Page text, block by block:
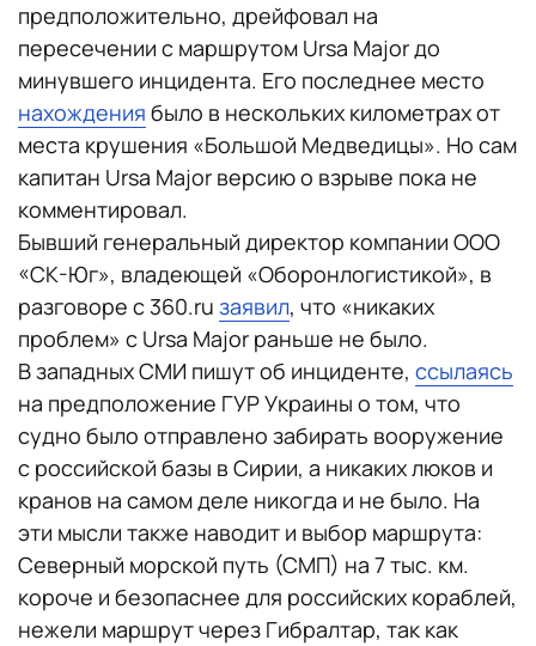
предположительно, дрейфовал на
пересечении с маршрутом Ursa Major до
минувшего инцидента. Его последнее место
нахождения было в нескольких километрах от
места крушения «Большой Медведицы». Но сам
капитан Ursa Major версию о взрыве пока не
комментировал.
Бывший генеральный директор компании ООО
«СК-Юг», владеющей «Оборонлогистикой», в
разговоре с 360.ru заявил, что «никаких
проблем» с Ursa Major раньше не было.
В западных СМИ пишут об инциденте, ссылаясь
на предположение ГУР Украины о том, что
судно было отправлено забирать вооружение
с российской базы в Сирии, а никаких люков и
кранов на самом деле никогда и не было. На
эти мысли также наводит и выбор маршрута:
Северный морской путь (СМП) на 7 тыс. км.
короче и безопаснее для российских кораблей,
нежели маршрут через Гибралтар, так как